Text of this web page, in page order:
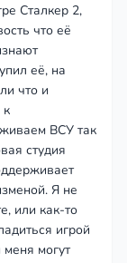
Сталкер 2,
что её
её, на
что и
к
ВСУ так
студия
Я не
или как-то
игрой
могут